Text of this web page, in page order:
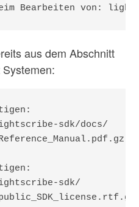
Bearbeiten von:
aus dem Abschnitt
sdk/docs/
sdk/